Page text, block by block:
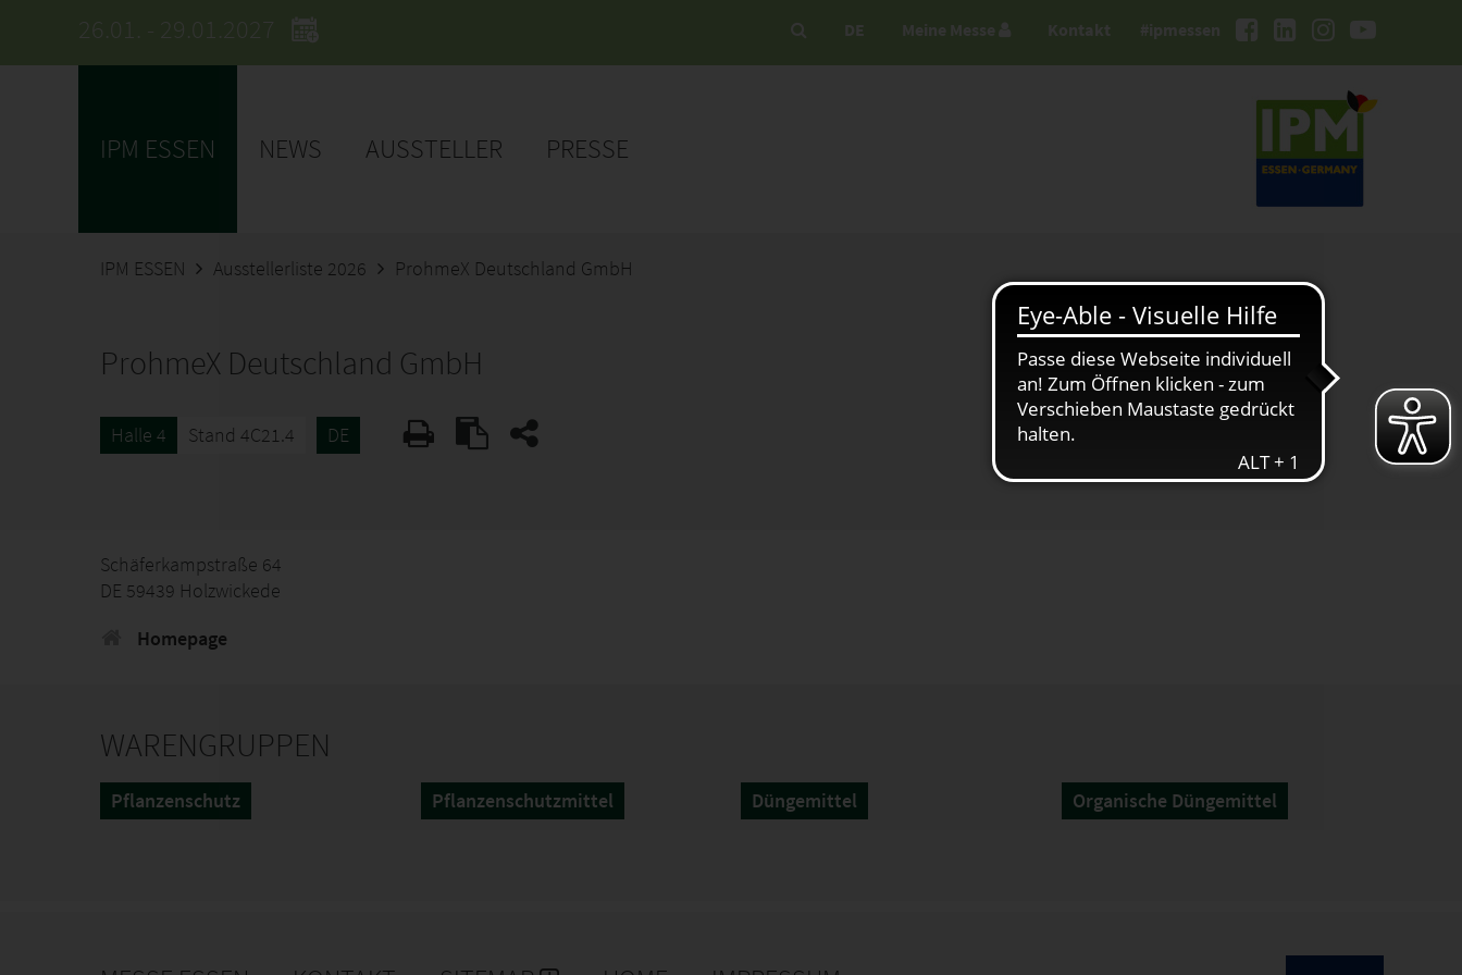
26.01. - 29.01.2027 #ipmessen
DE Meine Messe Kontakt
IPM ESSEN NEWS AUSSTELLER PRESSE
IPM ESSEN Ausstellerliste 2026 ProhmeX Deutschland GmbH
ProhmeX Deutschland GmbH
Halle 4 Stand 4C21.4 DE
Schäferkampstraße 64
DE 59439 Holzwickede
Homepage
WARENGRUPPEN
Pflanzenschutz Pflanzenschutzmittel Düngemittel Organische Düngemittel